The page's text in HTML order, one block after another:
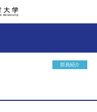
部員紹介